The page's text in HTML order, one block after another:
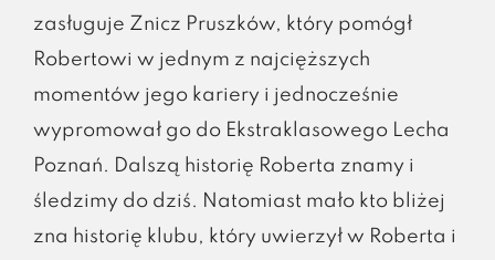
zasługuje Znicz Pruszków, który pomógł
Robertowi w jednym z najcięższych
momentów jego kariery i jednocześnie
wypromował go do Ekstraklasowego Lecha
Poznań. Dalszą historię Roberta znamy i
śledzimy do dziś. Natomiast mało kto bliżej
zna historię klubu, który uwierzył w Roberta i